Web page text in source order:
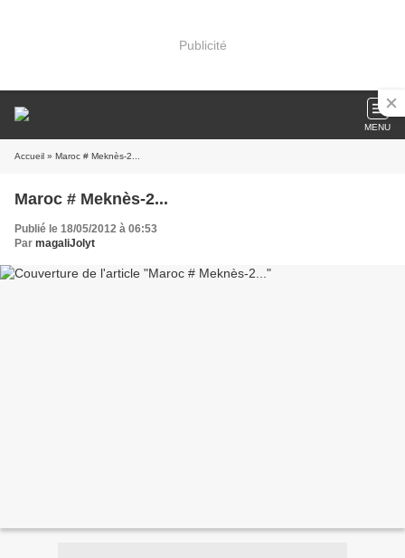
Publicité
MENU
Accueil » Maroc # Meknès-2...
Maroc # Meknès-2...
Publié le 18/05/2012 à 06:53
Par magaliJolyt